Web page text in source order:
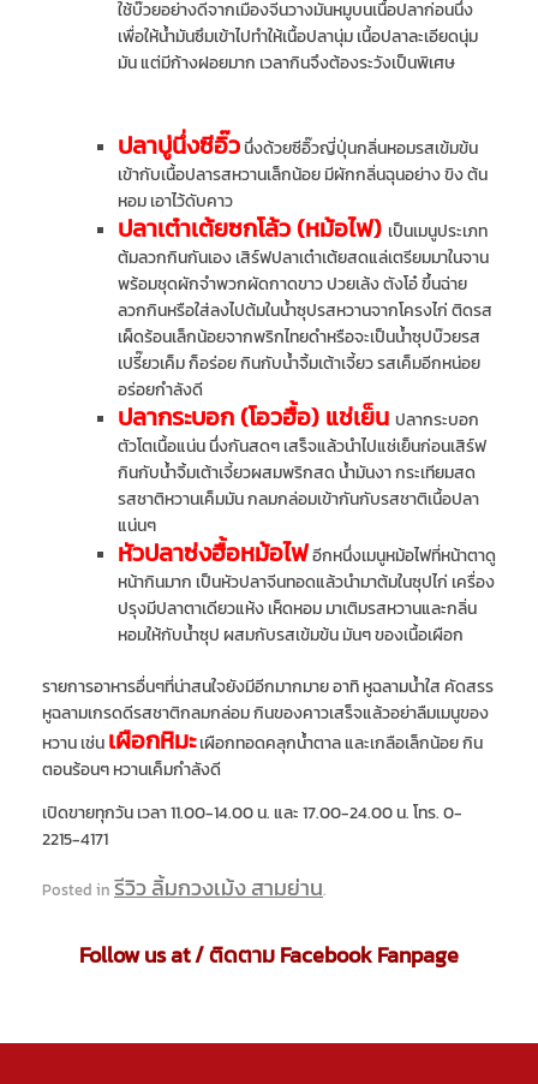
ใช้บ๊วยอย่างดีจากเมืองจีนวางมันหมูบนเนื้อปลาก่อนนึ่ง
เพื่อให้น้ำมันซึมเข้าไปทำให้เนื้อปลานุ่ม เนื้อปลาละเอียดนุ่ม
มัน แต่มีก้างฝอยมาก เวลากินจึงต้องระวังเป็นพิเศษ
ปลาบู่นึ่งซีอิ๊วนึ่งด้วยซีอิ๊วญี่ปุ่นกลิ่นหอมรสเข้มข้น
เข้ากับเนื้อปลารสหวานเล็กน้อย มีผักกลิ่นฉุนอย่าง ขิง ต้น
หอม เอาไว้ดับคาว
ปลาเต๋าเต้ยซกโล้ว (หม้อไฟ) เป็นเมนูประเภท
ต้มลวกกินกันเอง เสิร์ฟปลาเต๋าเต้ยสดแล่เตรียมมาในจาน
พร้อมชุดผักจำพวกผัดกาดขาว ปวยเล้ง ตังโอ๋ ขึ้นฉ่าย
ลวกกินหรือใส่ลงไปต้มในน้ำซุปรสหวานจากโครงไก่ ติดรส
เผ็ดร้อนเล็กน้อยจากพริกไทยดำหรือจะเป็นน้ำซุปบ๊วยรส
เปรี๊ยวเค็ม ก็อร่อย กินกับน้ำจิ้มเต้าเจี้ยว รสเค็มอีกหน่อย
อร่อยกำลังดี
ปลากระบอก (โอวฮื้อ) แช่เย็น ปลากระบอก
ตัวโตเนื้อแน่น นึ่งกันสดๆ เสร็จแล้วนำไปแช่เย็นก่อนเสิร์ฟ
กินกับน้ำจิ้มเต้าเจี้ยวผสมพริกสด น้ำมันงา กระเทียมสด
รสชาติหวานเค็มมัน กลมกล่อมเข้ากันกับรสชาติเนื้อปลา
แน่นๆ
หัวปลาซ่งฮื้อหม้อไฟอีกหนึ่งเมนูหม้อไฟที่หน้าตาดู
หน้ากินมาก เป็นหัวปลาจีนทอดแล้วนำมาต้มในซุปไก่ เครื่อง
ปรุงมีปลาตาเดียวแห้ง เห็ดหอม มาเติมรสหวานและกลิ่น
หอมให้กับน้ำซุป ผสมกับรสเข้มข้น มันๆ ของเนื้อเผือก
รายการอาหารอื่นๆที่น่าสนใจยังมีอีกมากมาย อาทิ หูฉลามน้ำใส คัดสรร
หูฉลามเกรดดีรสชาติกลมกล่อม กินของคาวเสร็จแล้วอย่าลืมเมนูของ
หวาน เช่นเผือกหิมะเผือกทอดคลุกน้ำตาล และเกลือเล็กน้อย กิน
ตอนร้อนๆ หวานเค็มกำลังดี
เปิดขายทุกวัน เวลา 11.00-14.00 น. และ 17.00-24.00 น. โทร. 0-
2215-4171
Posted in รีวิว ลิ้มกวงเม้ง สามย่าน.
Follow us at / ติดตาม Facebook Fanpage